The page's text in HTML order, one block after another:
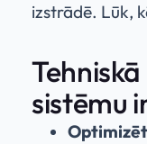
izstrādē. Lūk,
sistēmu